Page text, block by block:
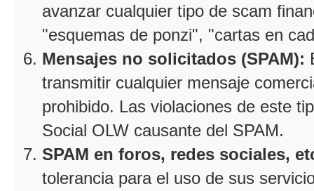
avanzar cualquier tipo de scam
"esquemas de ponzi", "cartas en
Mensajes no solicitados (SPAM):
transmitir cualquier mensaje
prohibido. Las violaciones de este
Social OLW causante del SPAM.
SPAM en foros, redes sociales,
tolerancia para el uso de sus